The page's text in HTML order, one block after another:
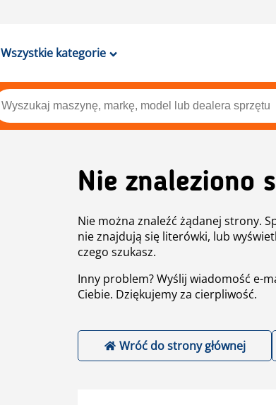
Wszystkie kategorie
Nie znaleziono
Nie można znaleźć żądanej strony.
nie znajdują się literówki, lub
czego szukasz.
Inny problem? Wyślij wiadomość e-
Ciebie. Dziękujemy za cierpliwość.
Wróć do strony głównej